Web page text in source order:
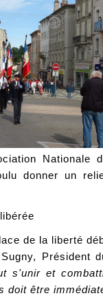
donner un
de la liberté
Président
s'unir et
doit être